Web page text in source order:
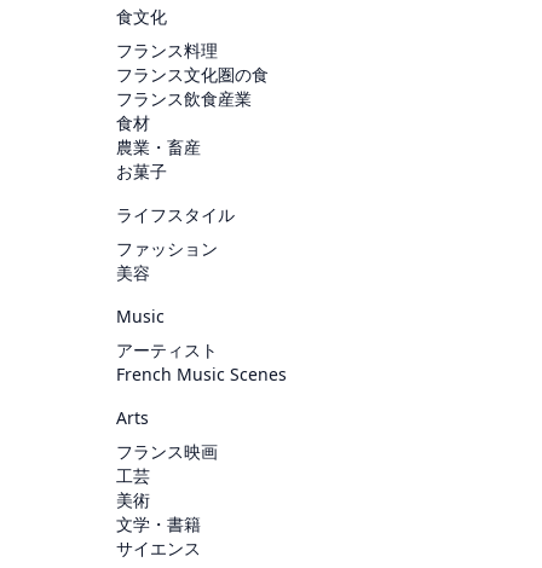
食文化
フランス料理
フランス文化圏の食
フランス飲食産業
食材
農業・畜産
お菓子
ライフスタイル
ファッション
美容
Music
アーティスト
French Music Scenes
Arts
フランス映画
工芸
美術
文学・書籍
サイエンス